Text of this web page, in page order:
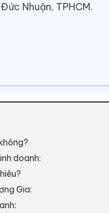
Nhuận, TPHCM.
doanh:
Gia: